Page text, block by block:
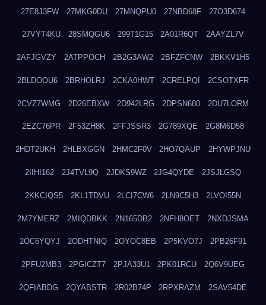
27E8J3FW 27MKG0DU 27MNQPU0 27NBD68F 27O3D674
27VYT4KU 28SMQGU6 299T1G15 2A01R6QT 2AAYZL7V
2AFJGVZY 2ATPPOCH 2B2G3AW2 2BFZFCNW 2BKKV1H5
2BLDOOU6 2BRHOLRJ 2CKA0HWT 2CRELPQI 2CSOTXFR
2CVZ7WMG 2D26EBXW 2D942LRG 2DPSN680 2DU7LORM
2EZC76PR 2F53ZH8K 2FFJSSR3 2G789XQE 2G8M6D58
2HDT2UKH 2HLBXGGN 2HMC2F0V 2HO7QAUP 2HYWPJNU
2IIHI162 2J4TVL9Q 2JDKS9WZ 2JG4QYDE 2JSJLGSQ
2KKCIQS5 2KL1TDVU 2LCI7CW6 2LN9C5H3 2LVOI55N
2M7YMERZ 2MIQDBKK 2N165DB2 2NFH8OET 2NXDJSMA
2OC6YQYJ 2ODHTNIQ 2OYOC8EB 2P5KVO7J 2PB26F91
2PFU2MB3 2PGICZT7 2PJA33U1 2PK01RCU 2Q6V9UEG
2QFIABDG 2QYABSTR 2R02B74P 2RPXRAZM 2SAV54DE